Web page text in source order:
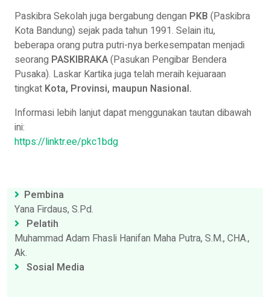
Paskibra Sekolah juga bergabung dengan PKB (Paskibra
Kota Bandung) sejak pada tahun 1991. Selain itu,
beberapa orang putra putri-nya berkesempatan menjadi
seorang PASKIBRAKA(Pasukan Pengibar Bendera
Pusaka). Laskar Kartika juga telah meraih kejuaraan
tingkat Kota, Provinsi, maupun Nasional.
Informasi lebih lanjut dapat menggunakan tautan dibawah
ini:
https://linktr.ee/pkc1bdg
Pembina
Yana Firdaus, S.Pd.
Pelatih
Muhammad Adam Fhasli Hanifan Maha Putra, S.M., CHA.,
Ak.
Sosial Media